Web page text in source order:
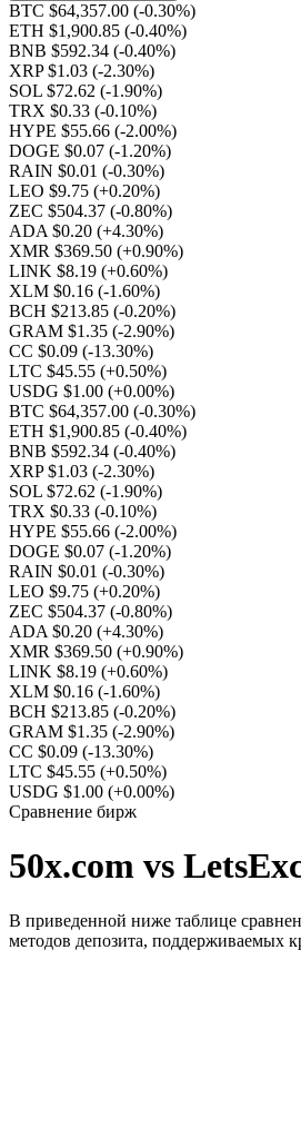
BTC $64,357.00 (-0.30%)
ETH $1,900.85 (-0.40%)
BNB $592.34 (-0.40%)
XRP $1.03 (-2.30%)
SOL $72.62 (-1.90%)
TRX $0.33 (-0.10%)
HYPE $55.66 (-2.00%)
DOGE $0.07 (-1.20%)
RAIN $0.01 (-0.30%)
LEO $9.75 (+0.20%)
ZEC $504.37 (-0.80%)
ADA $0.20 (+4.30%)
XMR $369.50 (+0.90%)
LINK $8.19 (+0.60%)
XLM $0.16 (-1.60%)
BCH $213.85 (-0.20%)
GRAM $1.35 (-2.90%)
CC $0.09 (-13.30%)
LTC $45.55 (+0.50%)
USDG $1.00 (+0.00%)
BTC $64,357.00 (-0.30%)
ETH $1,900.85 (-0.40%)
BNB $592.34 (-0.40%)
XRP $1.03 (-2.30%)
SOL $72.62 (-1.90%)
TRX $0.33 (-0.10%)
HYPE $55.66 (-2.00%)
DOGE $0.07 (-1.20%)
RAIN $0.01 (-0.30%)
LEO $9.75 (+0.20%)
ZEC $504.37 (-0.80%)
ADA $0.20 (+4.30%)
XMR $369.50 (+0.90%)
LINK $8.19 (+0.60%)
XLM $0.16 (-1.60%)
BCH $213.85 (-0.20%)
GRAM $1.35 (-2.90%)
CC $0.09 (-13.30%)
LTC $45.55 (+0.50%)
USDG $1.00 (+0.00%)
Сравнение бирж
50x.com vs
В приведенной ниже таблице
методов депозита, поддерживаемых